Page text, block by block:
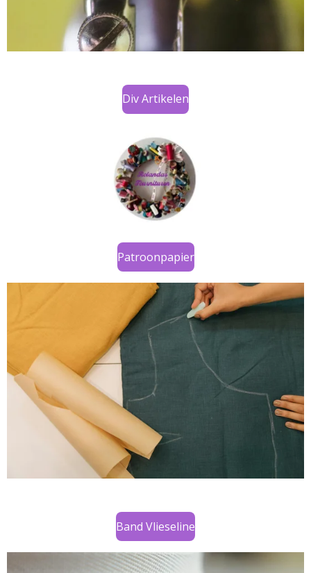
Div Artikelen
Patroonpapier
Band Vlieseline